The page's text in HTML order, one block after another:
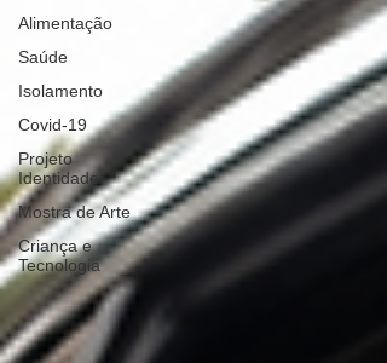
Alimentação
Saúde
Isolamento
Covid-19
Projeto
Identidade
Mostra de Arte
Criança e
Tecnologia